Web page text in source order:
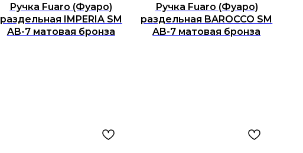
Ручка Fuaro (Фуаро)
раздельная IMPERIA SM
AB-7 матовая бронза
Ручка Fuaro (Фуаро)
раздельная BAROCCO SM
AB-7 матовая бронза